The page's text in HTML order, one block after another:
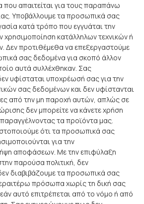
που απαιτείται για τους παραπάνω
Υποβάλλουμε τα προσωπικά σας
κατά τρόπο που εγγυάται την
χρησιμοποίηση κατάλληλων τεχνικών ή
Δεν προτιθέμεθα να επεξεργαστούμε
σας δεδομένα για σκοπό άλλον
αυτά συλλέχθηκαν. Σας
υφίσταται υποχρέωσή σας για την
σας δεδομένων και δεν υφίστανται
από την μη παροχή αυτών, απλώς σε
δεν μπορείτε να κάνετε χρήση
τα προϊόντα μας.
ότι τα προσωπικά σας
για την
αποφάσεων. Με την επιφύλαξη
παρούσα πολιτική, δεν
διαβιβάζουμε τα προσωπικά σας
πρόσωπα χωρίς τη δική σας
αυτό επιτρέπεται από το νόμο ή από